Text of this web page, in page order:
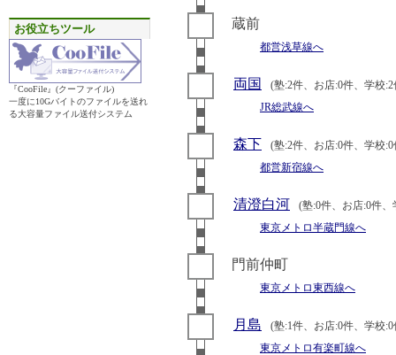
お役立ちツール
『CooFile』(クーファイル)
一度に10Gバイトのファイルを送れ
る大容量ファイル送付システム
蔵前
都営浅草線へ
両国
(塾:2件、お店:0件、学校:2
JR総武線へ
森下
(塾:2件、お店:0件、学校:0
都営新宿線へ
清澄白河
(塾:0件、お店:0件、
東京メトロ半蔵門線へ
門前仲町
東京メトロ東西線へ
月島
(塾:1件、お店:0件、学校:0
東京メトロ有楽町線へ